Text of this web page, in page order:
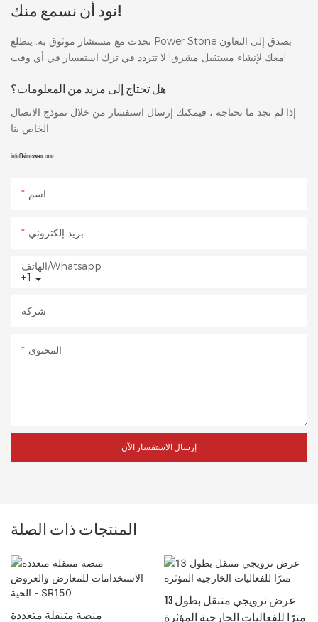
نود أن نسمع منك!
تحدث مع مستشار موثوق به. يتطلع Power Stone بصدق إلى التعاون
معك لإنشاء مستقبل مشرق! لا تتردد في ترك استفسار في أي وقت!
هل تحتاج إلى مزيد من المعلومات؟
إذا لم تجد ما تحتاجه ، فيمكنك إرسال استفسار من خلال نموذج الاتصال
الخاص بنا.
info@sinoswan.com
اسم
بريد إلكتروني
+1
الهاتف/whatsapp
شركة
المحتوى
إرسال الاستفسار الآن
المنتجات ذات الصلة
منصة متنقلة متعددة
عرض ترويجي متنقل بطول 13
مترًا للفعاليات الخارجية المؤثرة